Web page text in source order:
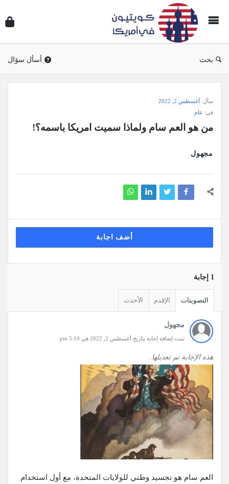
بحث أسأل سؤال
وجواب
أمريكا
سأل: أغسطس 2, 2022
في: عام
من هو العم سام ولماذا سميت امريكا باسمه؟!
مجهول
أضف اجابة
‫1 إجابة
التصويتات الإقدم الأحدث
مجهول
تمت إضافة إجابة بتاريخ أغسطس 2, 2022 في 5:10 pm
‫‫هذه الإجابة تم تعديلها.
العم سام هو تجسيد وطني للولايات المتحدة، مع أول استخدام